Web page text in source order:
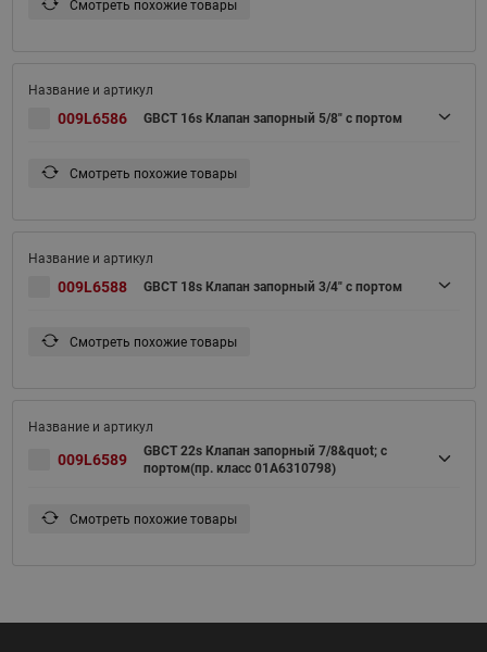
Смотреть похожие товары
009L6586 GBCT 16s Клапан запорный 5/8" с портом
Смотреть похожие товары
009L6588 GBCT 18s Клапан запорный 3/4" с портом
Смотреть похожие товары
009L6589
GBCT 22s Клапан запорный 7/8&quot; с
портом(пр. класс 01A6310798)
Смотреть похожие товары